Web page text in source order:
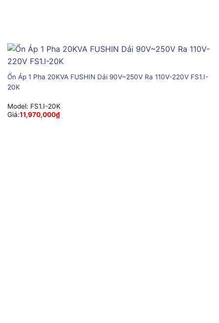
Ổn Áp 1 Pha 20KVA FUSHIN Dải 90V~250V Ra 110V-220V FS1.I-
20K
Model: FS1.I-20K
Giá:11,970,000₫